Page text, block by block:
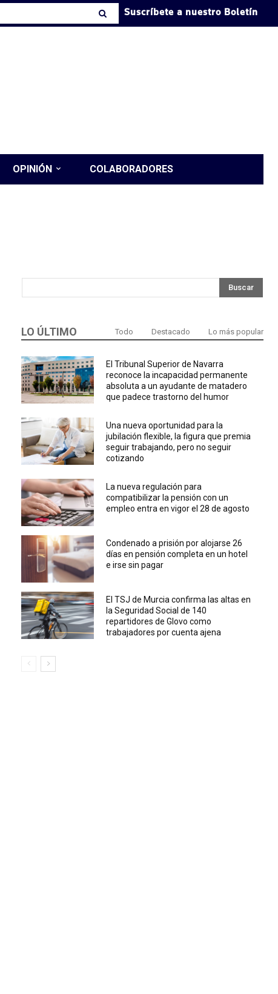
Suscríbete a nuestro Boletín
OPINIÓN COLABORADORES
Buscar
LO ÚLTIMO Todo Destacado Lo más popular
El Tribunal Superior de Navarra
reconoce la incapacidad permanente
absoluta a un ayudante de matadero
que padece trastorno del humor
Una nueva oportunidad para la
jubilación flexible, la figura que premia
seguir trabajando, pero no seguir
cotizando
La nueva regulación para
compatibilizar la pensión con un
empleo entra en vigor el 28 de agosto
Condenado a prisión por alojarse 26
días en pensión completa en un hotel
e irse sin pagar
El TSJ de Murcia confirma las altas en
la Seguridad Social de 140
repartidores de Glovo como
trabajadores por cuenta ajena